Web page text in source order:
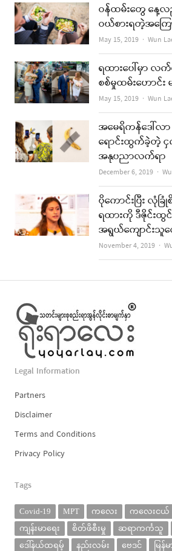
ဝန်ထမ်းတွေ န
ဝယ်စားရတဲ့အကြော
May 15, 2019 Author
Wun
ရထားပေါ်မှာ လ
စစ်မှုထမ်းဟောင်း
May 15, 2019 Author
Wun
အမေရိကန်ဒေါ်လာ
ရောင်းထွက်ခဲ့တဲ့
အနုပညာလက်ရာ
December 6, 2019
ပိုကောင်းပြီး လုံ
ရထားကို ဒီဇိုင်းထွ
အရွယ်ကျောင်းသူ
November 4, 2019
Legal Information
Partners
Disclaimer
Terms and Conditions
Privacy Policy
Tags
Covid-19 MPT ကလေး ကလေးငယ်
ကျန်းမာရေး
စိတ်ဖိစီးမှု ဆရာကင်္ကသူ
ဒေါ်နယ်ထရမ့်
နည်းလမ်း ဗေဒင် မြန်